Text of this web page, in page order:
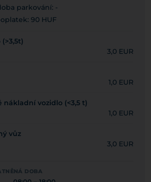
parkování: -
90 HUF
3,0 EUR
1,0 EUR
nákladní vozidlo (<3,5 t)
1,0 EUR
vůz
3,0 EUR
DOBA